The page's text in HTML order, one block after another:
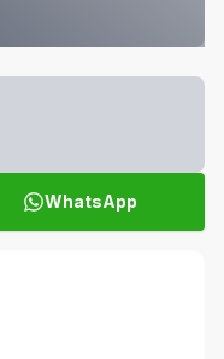
WhatsApp